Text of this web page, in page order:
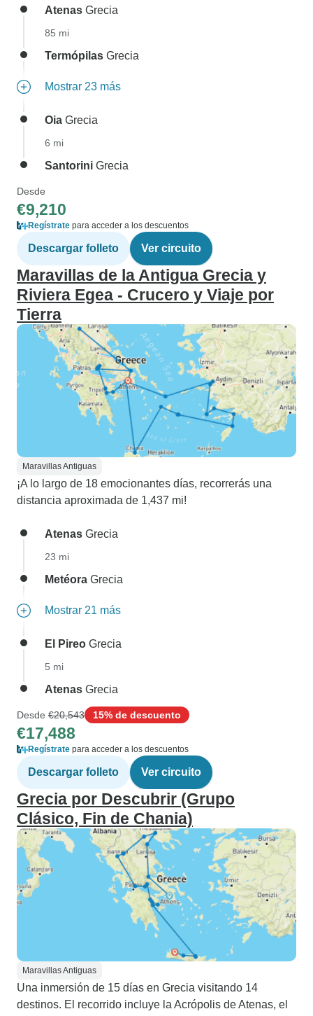
Atenas Grecia
85 mi
Termópilas Grecia
Mostrar 23 más
Oia Grecia
6 mi
Santorini Grecia
Desde
€9,210
Regístrate para acceder a los descuentos
Descargar folleto Ver circuito
Maravillas de la Antigua Grecia y
Riviera Egea - Crucero y Viaje por
Tierra
Maravillas Antiguas
¡A lo largo de 18 emocionantes días, recorrerás una
distancia aproximada de 1,437 mi!
Atenas Grecia
23 mi
Metéora Grecia
Mostrar 21 más
El Pireo Grecia
5 mi
Atenas Grecia
Desde €20,543 15% de descuento
€17,488
Regístrate para acceder a los descuentos
Descargar folleto Ver circuito
Grecia por Descubrir (Grupo
Clásico, Fin de Chania)
Maravillas Antiguas
Una inmersión de 15 días en Grecia visitando 14
destinos. El recorrido incluye la Acrópolis de Atenas, el